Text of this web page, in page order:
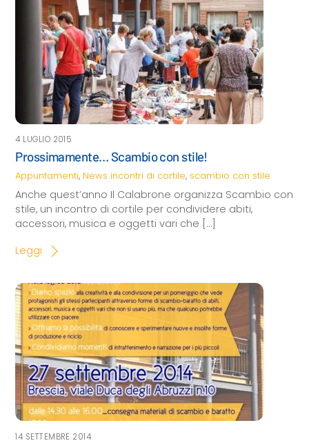
4 LUGLIO 2015
Prossimamente… Scambio con stile!
Appuntamenti, News incontri di cortile, scambio con stile
Anche quest’anno Il Calabrone organizza Scambio con
stile, un incontro di cortile per condividere abiti,
accessori, musica e oggetti vari che […]
Leggi
14 SETTEMBRE 2014